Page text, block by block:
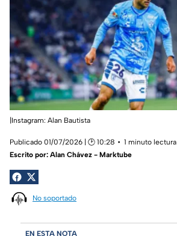
|Instagram: Alan Bautista
Publicado 01/07/2026 | 🕑 10:28
1 minuto lectura
Escrito por: Alan Chávez - Marktube
No soportado
EN ESTA NOTA